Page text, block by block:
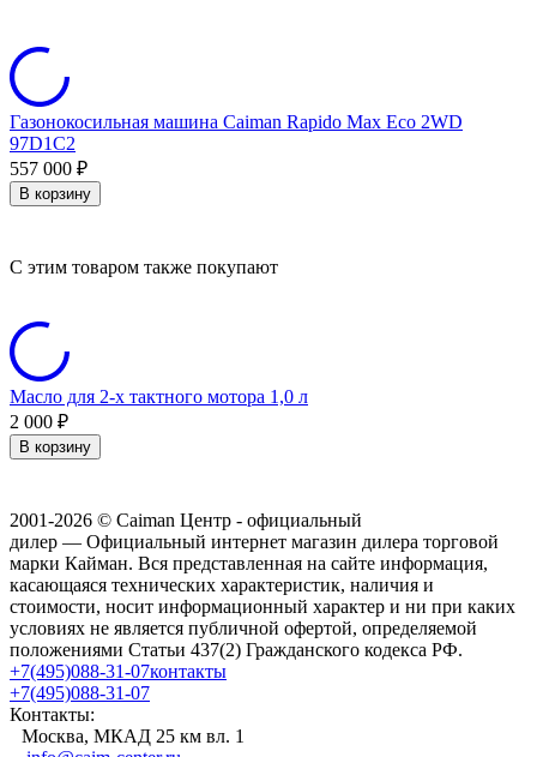
Газонокосильная машина Caiman Rapido Max Eco 2WD
97D1C2
557 000 ₽
В корзину
C этим товаром также покупают
Масло для 2-х тактного мотора 1,0 л
2 000 ₽
В корзину
2001-2026 © Caiman Центр - официальный
дилер — Официальный интернет магазин дилера торговой
марки Кайман. Вся представленная на сайте информация,
касающаяся технических характеристик, наличия и
стоимости, носит информационный характер и ни при каких
условиях не является публичной офертой, определяемой
положениями Статьи 437(2) Гражданского кодекса РФ.
+7(495)088-31-07контакты
+7(495)088-31-07
Контакты:
Москва, МКАД 25 км вл. 1